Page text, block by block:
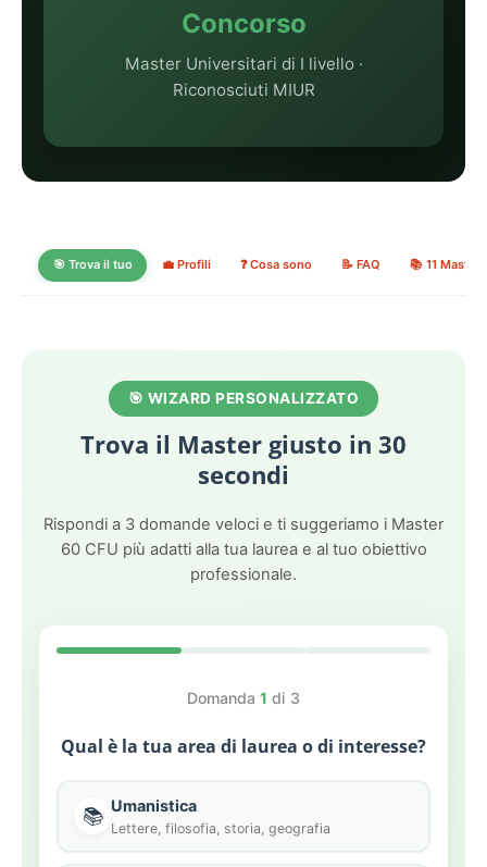
Concorso
Master Universitari di I livello ·
Riconosciuti MIUR
🎯 Trova il tuo 💼 Profili ❓ Cosa sono 📝 FAQ 📚 11 Master
🎯 WIZARD PERSONALIZZATO
Trova il Master giusto in 30
secondi
Rispondi a 3 domande veloci e ti suggeriamo i Master
60 CFU più adatti alla tua laurea e al tuo obiettivo
professionale.
Domanda 1 di 3
Qual è la tua area di laurea o di interesse?
📚 Umanistica
Lettere, filosofia, storia, geografia